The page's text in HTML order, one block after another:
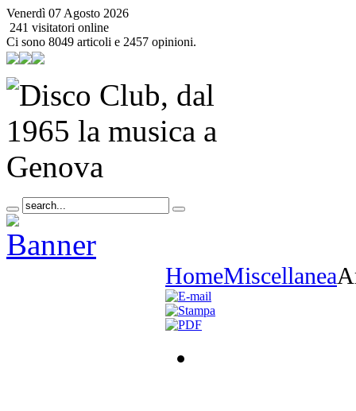
Venerdì 07 Agosto 2026
241 visitatori online
Ci sono 8049 articoli e 2457 opinioni.
HomeMiscellanea